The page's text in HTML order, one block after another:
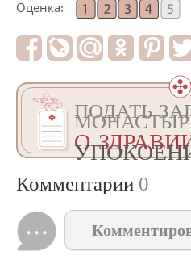
Оценка:
ПОДАТЬ
О
Комментарии 0